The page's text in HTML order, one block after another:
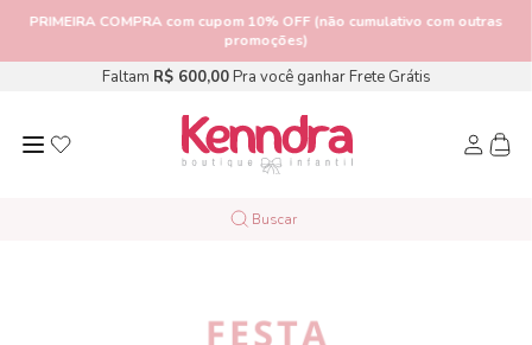
PRIMEIRA COMPRA com cupom 10% OFF (não cumulativo com outras
promoções)
Faltam R$ 600,00Pra você ganhar Frete Grátis
FESTA